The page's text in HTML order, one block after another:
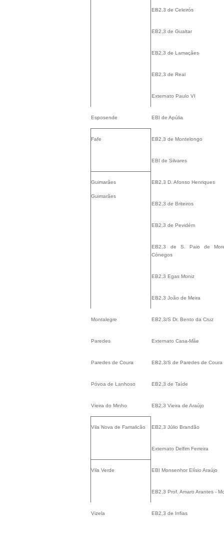
EB2,3 de Celeirós
EB2,3 de Gualtar
EB2,3 de Lamaçães
EB2,3 de Real
Externato Paulo VI
Esposende EBI de Apúlia
Fafe EB2,3 de Montelongo
EBI de Silvares
Guimarães
Guimarães
EB2,3 D. Afonso Henriques
EB2,3 de Briteiros
EB2,3 de Pevidém
EB2,3 de S. Paio de
Cónegos
EB2,3 Egas Moniz
EB2,3 João de Meira
Montalegre EB2,3/S Dr. Bento da Cruz
Paredes Externato Casa-Mãe
Paredes de Coura EB2,3/S de Paredes de Coura
Póvoa de Lanhoso EB2,3 de Taíde
Vieira do Minho EB2,3 Vieira de Araújo
Vila Nova de Famalicão EB2,3 Júlio Brandão
Externato Delfim Ferreira
Vila Verde EBI Monsenhor Elísio Araújo
EB2,3 Prof. Amaro Arantes -
Vizela EB2,3 de Infias